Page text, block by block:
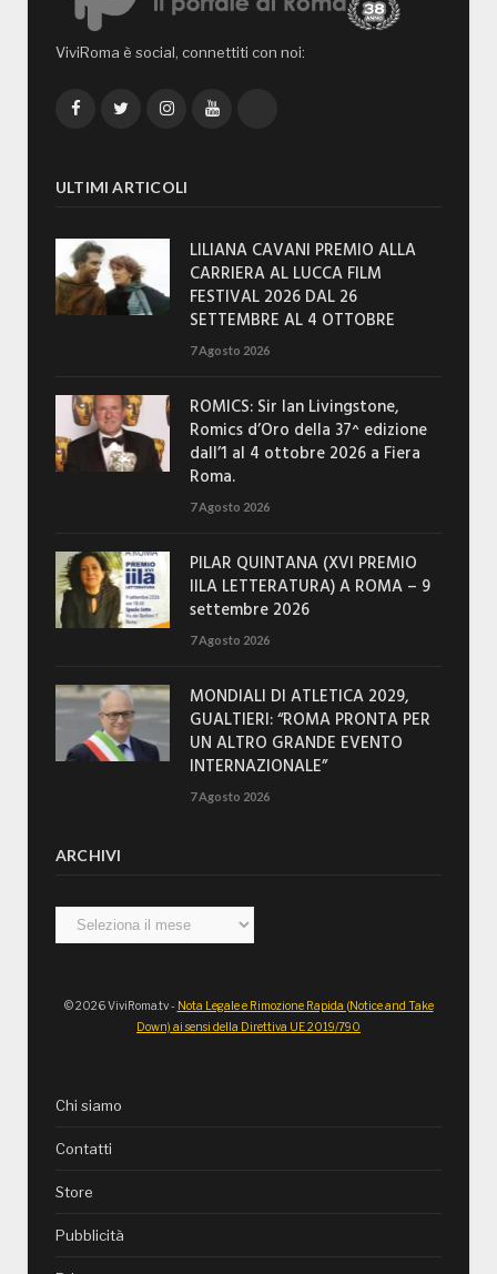
ViviRoma è social, connettiti con noi:
FacebookTwitterInstagramYouTube
ULTIMI ARTICOLI
LILIANA CAVANI PREMIO ALLA
CARRIERA AL LUCCA FILM
FESTIVAL 2026 DAL 26
SETTEMBRE AL 4 OTTOBRE
7 Agosto 2026
ROMICS: Sir Ian Livingstone,
Romics d’Oro della 37^ edizione
dall’1 al 4 ottobre 2026 a Fiera
Roma.
7 Agosto 2026
PILAR QUINTANA (XVI PREMIO
IILA LETTERATURA) A ROMA – 9
settembre 2026
7 Agosto 2026
MONDIALI DI ATLETICA 2029,
GUALTIERI: “ROMA PRONTA PER
UN ALTRO GRANDE EVENTO
INTERNAZIONALE”
7 Agosto 2026
ARCHIVI
Archivi
© 2026 ViviRoma.tv - Nota Legale e Rimozione Rapida (Notice and Take
Down) ai sensi della Direttiva UE 2019/790
Chi siamo
Contatti
Store
Pubblicità